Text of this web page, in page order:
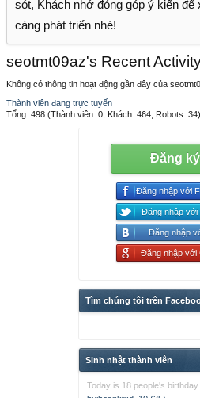
sót, Khách nhớ đóng góp ý kiến để
càng phát triển nhé!
seotmt09az's Recent
Không có thông tin hoạt động gần đây của
Thành viên đang trực tuyến
Tổng: 498 (Thành viên: 0, Khách: 464, Robots: 34)
Đăng
Đăng nhập với
Đăng nhập với
Đăng nhập
Đăng nhập với
Tìm chúng tôi trên
Sinh nhật thành viên
Today is 18 people's birthday.